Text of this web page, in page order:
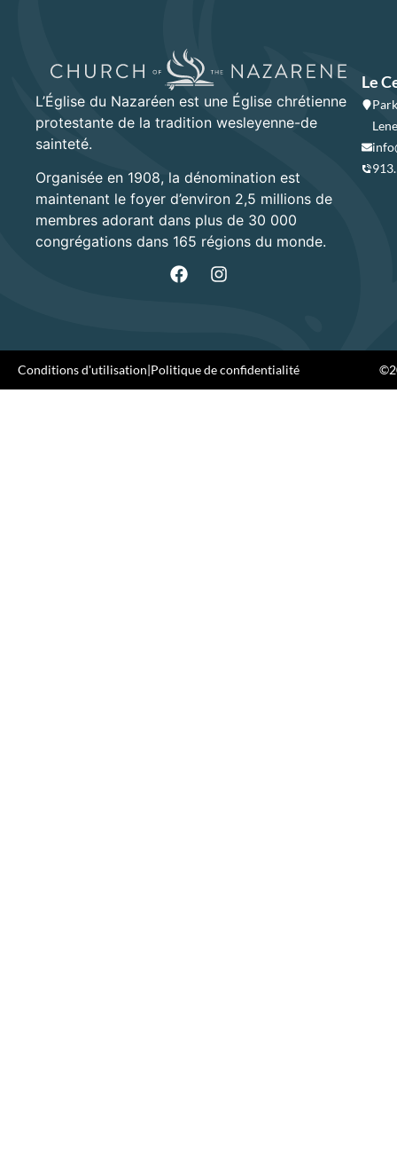
L’Église du Nazaréen est une Église chrétienne
protestante de la tradition wesleyenne-de
sainteté.
Organisée en 1908, la dénomination est
maintenant le foyer d’environ 2,5 millions de
membres adorant dans plus de 30 000
congrégations dans 165 régions du monde.
Le
Conditions d'utilisation|Politique de confidentialité